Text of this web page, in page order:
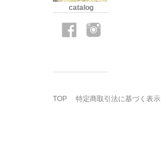
catalog
TOP 特定商取引法に基づく表示